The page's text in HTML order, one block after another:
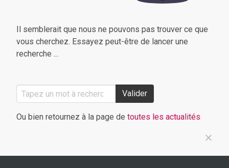
Il semblerait que nous ne pouvons pas trouver ce que
vous cherchez. Essayez peut-être de lancer une
recherche ...
Valider
Ou bien retournez à la page de toutes les actualités